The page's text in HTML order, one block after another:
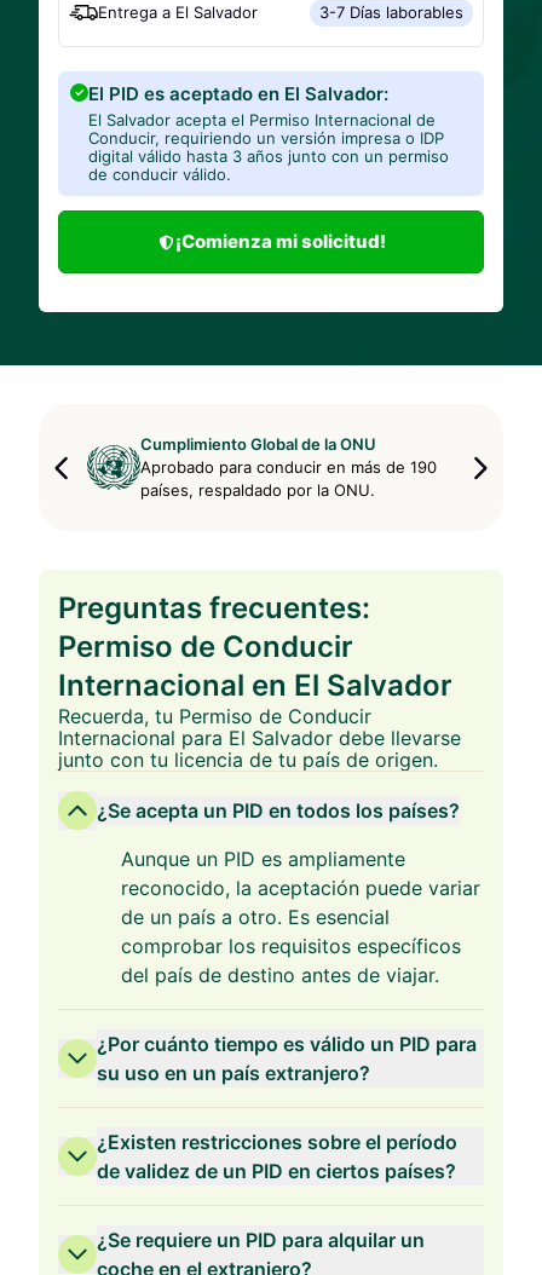
Entrega a El Salvador 3-7 Días laborables
El PID es aceptado en El Salvador:
El Salvador acepta el Permiso Internacional de
Conducir, requiriendo un versión impresa o IDP
digital válido hasta 3 años junto con un permiso
de conducir válido.
¡Comienza mi solicitud!
Cumplimiento Global de la ONU
Aprobado para conducir en más de 190
países, respaldado por la ONU.
Preguntas frecuentes:
Permiso de Conducir
Internacional en El Salvador
Recuerda, tu Permiso de Conducir
Internacional para El Salvador debe llevarse
junto con tu licencia de tu país de origen.
¿Se acepta un PID en todos los países?
Aunque un PID es ampliamente
reconocido, la aceptación puede variar
de un país a otro. Es esencial
comprobar los requisitos específicos
del país de destino antes de viajar.
¿Por cuánto tiempo es válido un PID para
su uso en un país extranjero?
¿Existen restricciones sobre el período
de validez de un PID en ciertos países?
¿Se requiere un PID para alquilar un
coche en el extranjero?